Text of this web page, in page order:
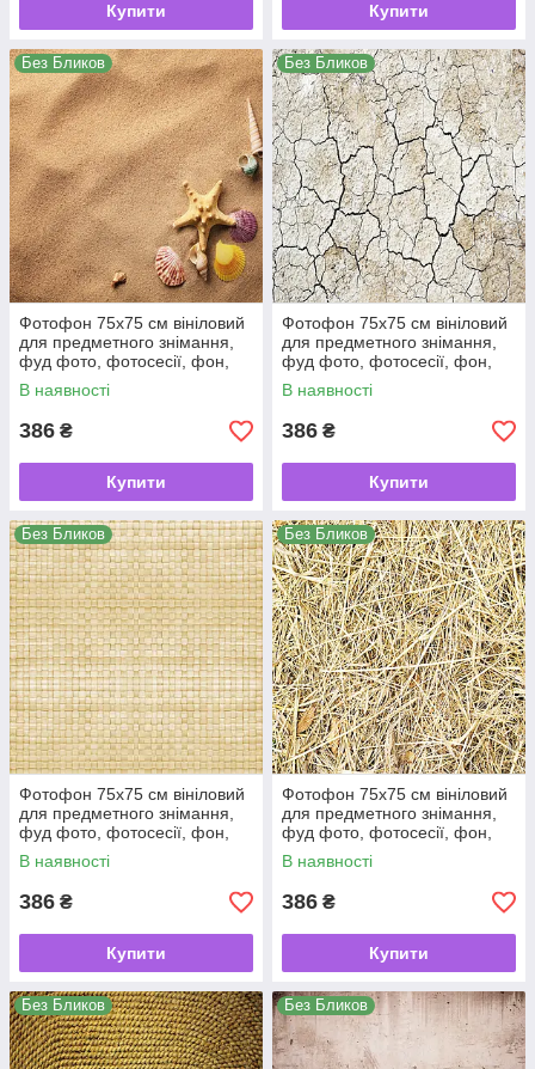
Купити Купити
Без Бликов
Фотофон 75х75 см вініловий
для предметного знімання,
фуд фото, фотосесії, фон,
кондитерський, для торта
В наявності
386 ₴
Купити
Без Бликов
Фотофон 75х75 см вініловий
для предметного знімання,
фуд фото, фотосесії, фон,
кондитерський, для торта
В наявності
386 ₴
Купити
Без Бликов
Фотофон 75х75 см вініловий
для предметного знімання,
фуд фото, фотосесії, фон,
кондитерський, для торта
В наявності
386 ₴
Купити
Без Бликов
Фотофон 75х75 см вініловий
для предметного знімання,
фуд фото, фотосесії, фон,
кондитерський, для торта
В наявності
386 ₴
Купити
Без Бликов Без Бликов